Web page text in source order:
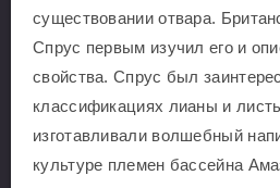
существовании отвара.
Спрус первым изучил его и
свойства. Спрус был
классификациях лианы и
изготавливали волшебный
культуре племен бассейна